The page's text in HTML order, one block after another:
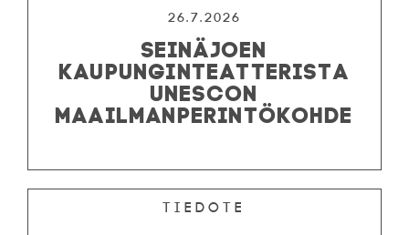
26.7.2026
SEINÄJOEN
KAUPUNGINTEATTERISTA
UNESCON
MAAILMANPERINTÖKOHDE
Tiedote